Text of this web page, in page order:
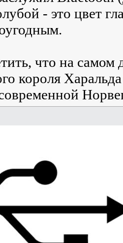
- это цвет
что на самом
короля